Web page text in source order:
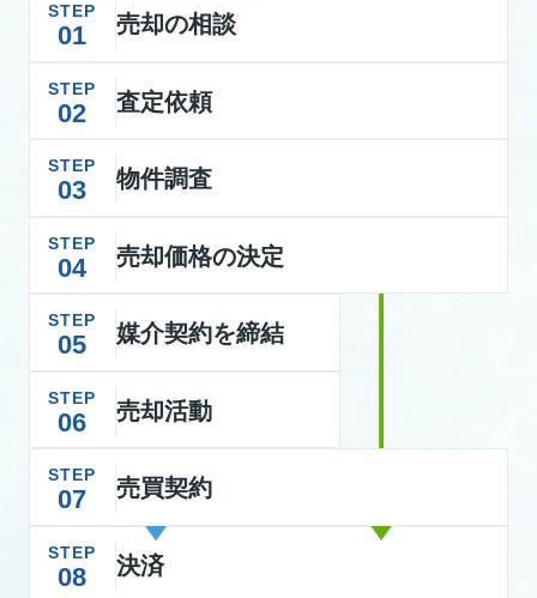
STEP
01 売却の相談
STEP
02 査定依頼
STEP
03 物件調査
STEP
04 売却価格の決定
STEP
05 媒介契約を締結
STEP
06 売却活動
STEP
07 売買契約
STEP
08 決済